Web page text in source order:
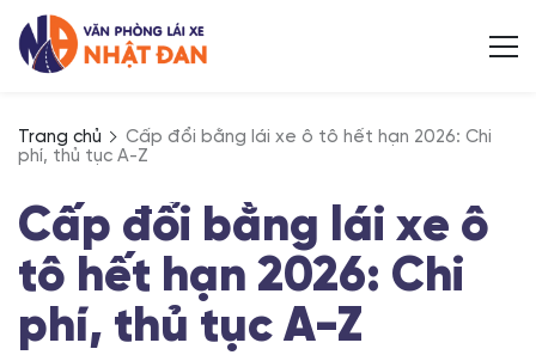
Trang chủ
Cấp đổi bằng lái xe ô tô hết hạn 2026: Chi
phí, thủ tục A-Z
Cấp đổi bằng lái xe ô
tô hết hạn 2026: Chi
phí, thủ tục A-Z